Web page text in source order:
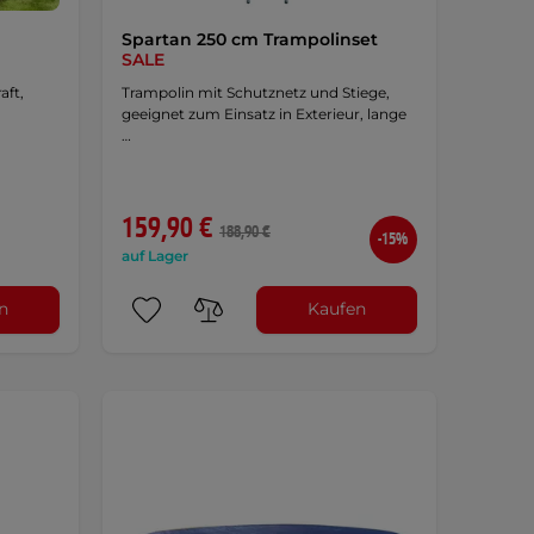
Spartan 250 cm Trampolinset
SALE
Trampolin mit Schutznetz und Stiege,
geeignet zum Einsatz in Exterieur, lange
159,90 € 188,90 €
auf Lager
-15%
Kaufen